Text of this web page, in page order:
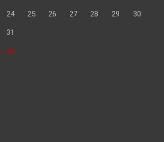
24 25 26 27 28 29 30
31
« Jul